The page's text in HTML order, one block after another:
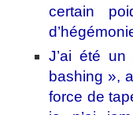
certain
J’ai été
bashing »,
force de